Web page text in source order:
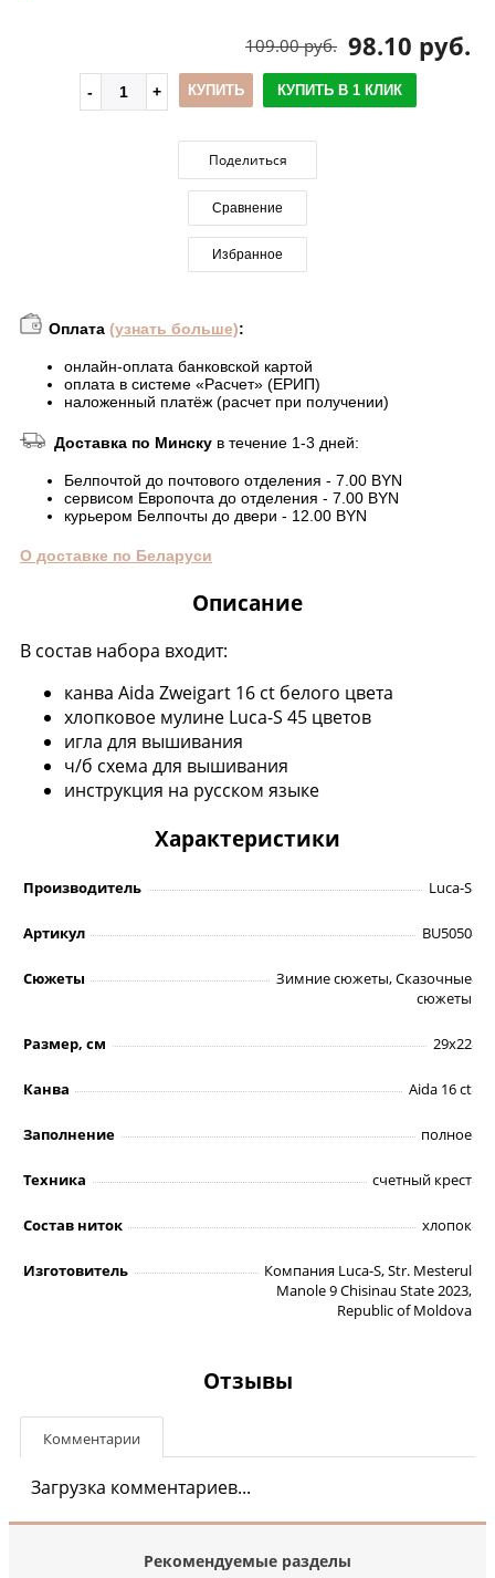
98.10 руб.
109.00 руб.
КУПИТЬ КУПИТЬ В 1 КЛИК
Поделиться
Сравнение
Избранное
Оплата (узнать больше):
онлайн-оплата банковской картой
оплата в системе «Расчет» (ЕРИП)
наложенный платёж (расчет при получении)
Доставка по Минску в течение 1-3 дней:
Белпочтой до почтового отделения - 7.00 BYN
сервисом Европочта до отделения - 7.00 BYN
курьером Белпочты до двери - 12.00 BYN
О доставке по Беларуси
Описание
В состав набора входит:
канва Aida Zweigart 16 ct белого цвета
хлопковое мулине Luca-S 45 цветов
игла для вышивания
ч/б схема для вышивания
инструкция на русском языке
Характеристики
Производитель Luca-S
Артикул BU5050
Сюжеты
Зимние сюжеты, Сказочные
сюжеты
Размер, см 29х22
Канва Aida 16 ct
Заполнение полное
Техника счетный крест
Состав ниток хлопок
Изготовитель
Компания Luca-S, Str. Mesterul
Manole 9 Chisinau State 2023,
Republic of Moldova
Отзывы
Комментарии
Загрузка комментариев...
Рекомендуемые разделы